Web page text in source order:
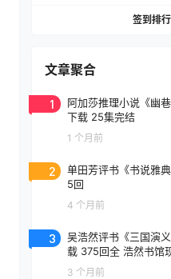
签到排行
文章聚合
1
阿加莎推理小说《幽
下载 25集完结
1 个月前
2
单田芳评书《书说雅
5回
4 个月前
3
吴浩然评书《三国演
载 375回全 浩然书馆
3 个月前